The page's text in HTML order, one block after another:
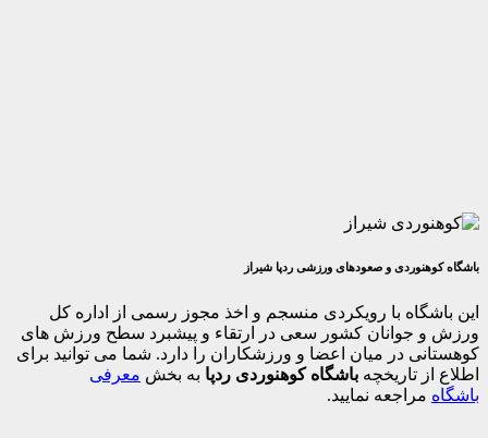
و صعودهای ورزشی ردپا شیراز
با رویکردی منسجم و اخذ مجوز رسمی از اداره کل
کشور سعی در ارتقاء و پیشبرد سطح ورزش های
در میان اعضا و ورزشکاران را دارد. شما می توانید برای
تاریخچه باشگاه کوهنوردی ردپابه بخش معرفی
نمایید.